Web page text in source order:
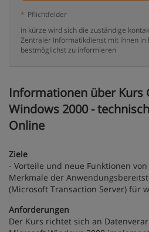
* Pflichtfelder
in kürze wird sich die zuständige
Zentraler Informatikdienst mit ihnen in
bestmöglichst zu informieren
Informationen über Kurs
Windows 2000 -
Online
Ziele
- Vorteile und neue Funktionen
Merkmale der
(Microsoft Transaction Server) für
Anforderungen
Der Kurs richtet sich an